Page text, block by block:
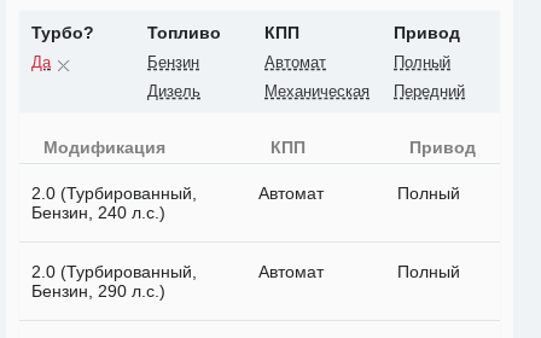
Турбо?
Да
Топливо
Бензин
Дизель
КПП
Автомат
Механическая
Привод
Полный
Передний
Модификация КПП Привод
2.0 (Турбированный,
Бензин, 240 л.с.)
Автомат Полный
2.0 (Турбированный,
Бензин, 290 л.с.)
Автомат Полный